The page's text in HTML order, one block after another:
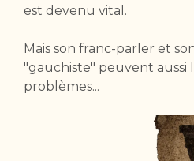
est devenu vital.
Mais son franc-parler et
"gauchiste" peuvent aussi
problèmes...